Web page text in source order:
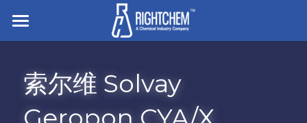
主页
走进企业
业务与产品
索尔维 Solvay